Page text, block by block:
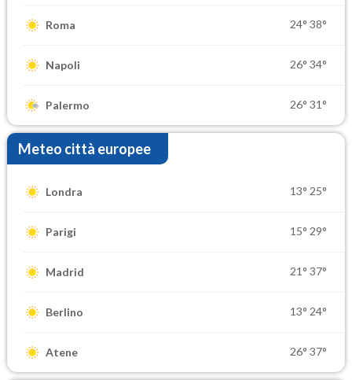
Roma 24° 38°
Napoli 26° 34°
Palermo 26° 31°
Meteo città europee
Londra 13° 25°
Parigi 15° 29°
Madrid 21° 37°
Berlino 13° 24°
Atene 26° 37°